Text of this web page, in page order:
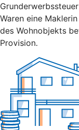
Waren eine
des Wohnobjekts
Provision.